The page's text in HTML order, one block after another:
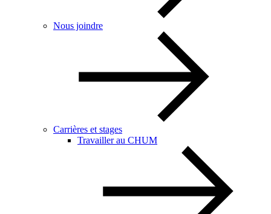
Nous joindre
Carrières et stages
Travailler au CHUM